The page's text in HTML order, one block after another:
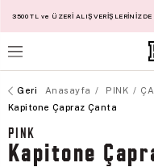
3500 TL ve ÜZERİ ALIŞVERİŞLERİNİZDE
Anasayfa PINK
Kapitone Çapraz Çanta
PINK
Kapitone